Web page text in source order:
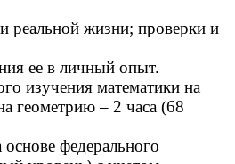
реальной жизни; проверки и
ее в личный опыт.
изучения математики на
геометрию – 2 часа (68
федерального